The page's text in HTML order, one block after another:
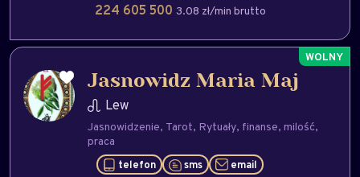
224 605 500 3.08 zł/min brutto
Jasnowidz Maria Maj
Lew
Jasnowidzenie Tarot Rytuały finanse milość
praca
telefon sms email